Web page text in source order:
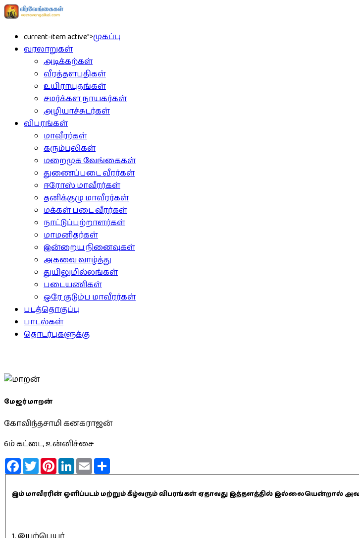
current-item active">முகப்பு
வரலாறுகள்
அடிக்கற்கள்
வீரத்தளபதிகள்
உயிராயுதங்கள்
சமர்க்கள நாயகர்கள்
அழியாச்சுடர்கள்
விபரங்கள்
மாவீரர்கள்
கரும்புலிகள்
மறைமுக வேங்கைகள்
துணைப்படை வீரர்கள்
ஈரோஸ் மாவீரர்கள்
தனிக்குழு மாவீரர்கள்
மக்கள் படை வீரர்கள்
நாட்டுப்பற்றாளர்கள்
மாமனிதர்கள்
இன்றைய நினைவுகள்
அகவை வாழ்த்து
துயிலுமில்லங்கள்
படையணிகள்
ஒரே குடும்ப மாவீரர்கள்
படத்தொகுப்பு
பாடல்கள்
தொடர்புகளுக்கு
மேஜர் மாறன்
கோவிந்தசாமி கனகராஜன்
6ம் கட்டை, உன்னிச்சை
FacebookTwitterPinterestLinkedInEmail
இம் மாவீரரின் ஒளிப்படம் மற்றும் கீழ்வரும் விபரங்கள் ஏதாவது இத்தளத்தில் இல்லையென்றால்